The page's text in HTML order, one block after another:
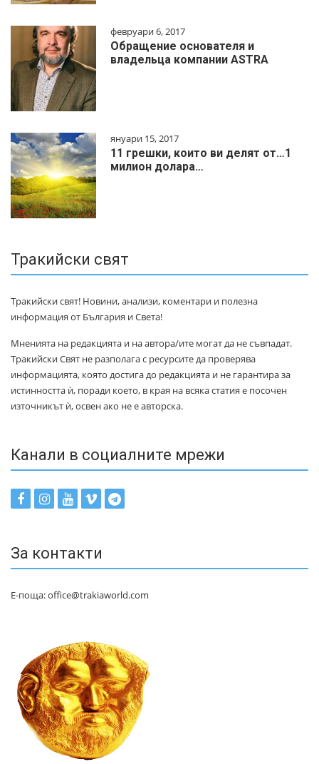
февруари 6, 2017
Обращение основателя и
владельца компании ASTRA
януари 15, 2017
11 грешки, които ви делят от…1
милиoн дoлapa…
Тракийски свят
Тракийски свят! Новини, анализи, коментари и полезна
информация от България и Света!
Мненията на редакцията и на автора/ите могат да не съвпадат.
Тракийски Свят не разполага с ресурсите да проверява
информацията, която достига до редакцията и не гарантира за
истинността ѝ, поради което, в края на всяка статия е посочен
източникът ѝ, освен ако не е авторска.
Канали в социалните мрежи
За контакти
Е-поща: office@trakiaworld.com